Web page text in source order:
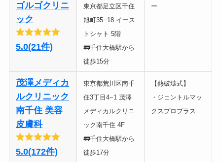
ゴルゴクリニ
ック
5.0(21件)
東京都足立区千住
旭町35−18 イース
トシャト 5階
🚃千住大橋駅から
徒歩15分
ー
茂澤メディカ
ルクリニック
南千住 美容
皮膚科
5.0(172件)
東京都荒川区南千
住3丁目4−1 茂澤
メディカルクリニ
ック南千住 4F
🚃千住大橋駅から
徒歩17分
【熱破壊式】
・ジェントルマッ
クスプロプラス